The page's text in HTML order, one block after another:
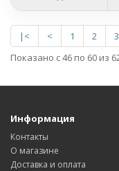
|< < 1 2 3
Показано с 46 по 60 из
Информация
Контакты
О магазине
Доставка и оплата